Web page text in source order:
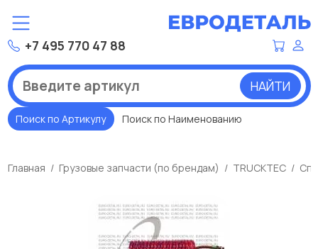
+7 495 770 47 88
НАЙТИ
Поиск по Артикулу Поиск по Наименованию
Главная Грузовые запчасти (по брендам) TRUCKTEC